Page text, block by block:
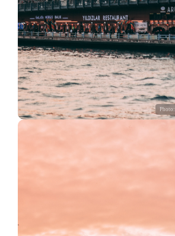
Photo: